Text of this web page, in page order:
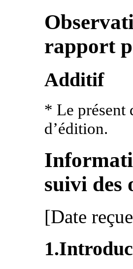
rapport
Additif
* Le présent
d’édition.
suivi des
[Date